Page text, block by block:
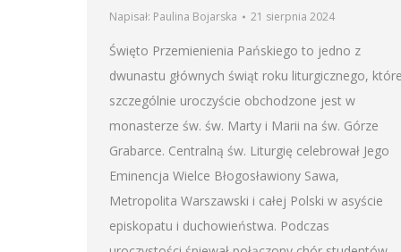
Napisał: Paulina Bojarska 21 sierpnia 2024
Święto Przemienienia Pańskiego to jedno z
dwunastu głównych świąt roku liturgicznego,
szczególnie uroczyście obchodzone jest w
monasterze św. św. Marty i Marii na św. Górze
Grabarce. Centralną św. Liturgię celebrował Jego
Eminencja Wielce Błogosławiony Sawa,
Metropolita Warszawski i całej Polski w asyście
episkopatu i duchowieństwa. Podczas